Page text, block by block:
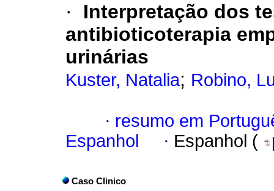
·
Interpretação dos
antibioticoterapia
urinárias
Kuster, Natalia; Robino,
· resumo em
Espanhol
· Espanhol (
Caso Clinico